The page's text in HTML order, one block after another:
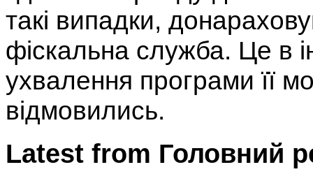
такі випадки,
фіскальна служба. Це в
ухвалення програми її
відмовились.
Latest from Головний